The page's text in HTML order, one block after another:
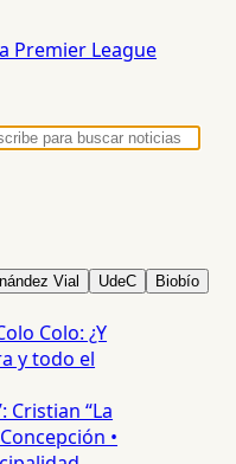
Premier League
Vial UdeC Biobío
Colo: ¿Y
y todo el
“La
•